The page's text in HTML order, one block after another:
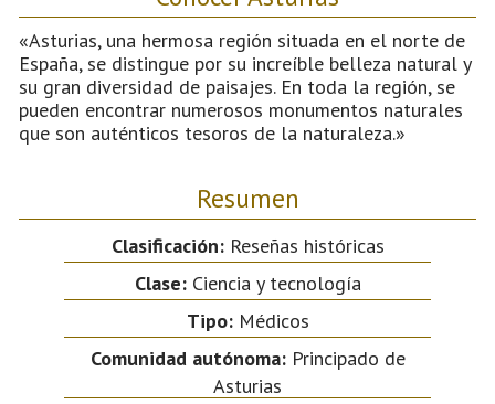
«Asturias, una hermosa región situada en el norte de
España, se distingue por su increíble belleza natural y
su gran diversidad de paisajes. En toda la región, se
pueden encontrar numerosos monumentos naturales
que son auténticos tesoros de la naturaleza.»
Resumen
Clasificación:Reseñas históricas
Clase:Ciencia y tecnología
Tipo:Médicos
Comunidad autónoma:Principado de
Asturias